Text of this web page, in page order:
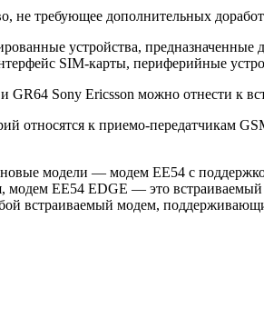
не требующее дополнительных
устройства,
SIM-карты, периферийные
GR64 Sony Ericsson можно отнести к
к приемо-передатчикам
модели — модем EE54 с
модем EE54 EDGE — это
встраиваемый модем,